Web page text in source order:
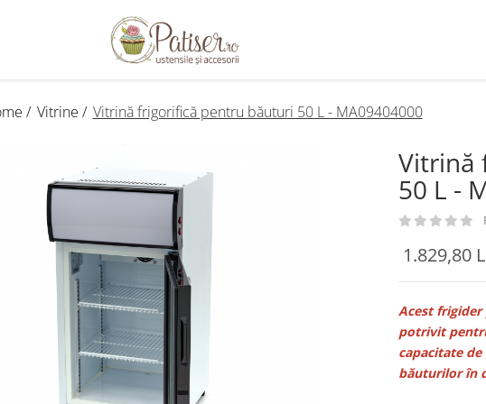
/ Vitrine / Vitrină frigorifică pentru băuturi 50 L - MA09404000
Vitrină
50 L -
1.829,80
Acest
potrivit
capacitate
băuturilor în